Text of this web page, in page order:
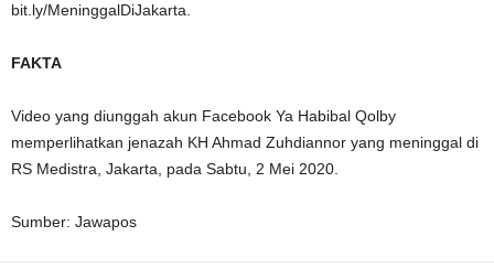
bit.ly/MeninggalDiJakarta.
FAKTA
Video yang diunggah akun Facebook Ya Habibal Qolby
memperlihatkan jenazah KH Ahmad Zuhdiannor yang meninggal di
RS Medistra, Jakarta, pada Sabtu, 2 Mei 2020.
Sumber: Jawapos